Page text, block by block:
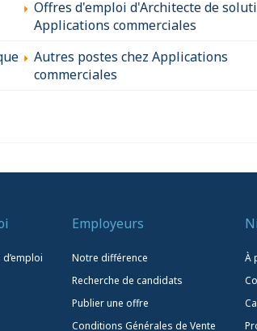
Offres d'emploi d'Architecte de
Applications commerciales
Autres postes chez Applications
commerciales
Employeurs
Notre différence
Recherche de candidats
Publier une offre
Conditions Générales de Vente
À